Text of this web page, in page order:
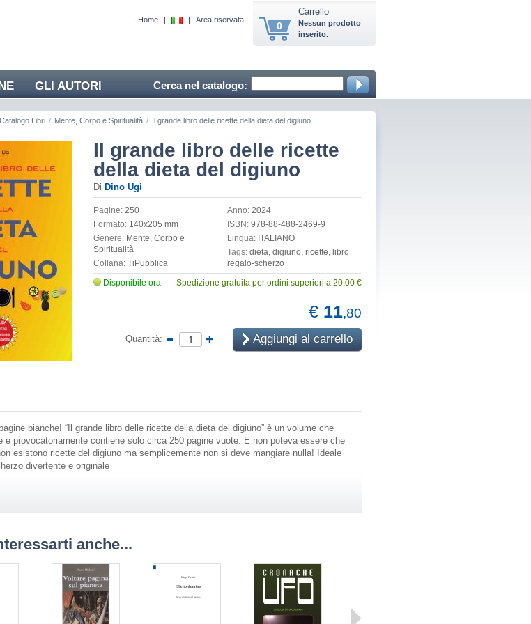
Home | | Area riservata
0
Carrello
Nessun prodotto
inserito.
Cerca nel catalogo:
GLI AUTORI
Catalogo Libri / Mente, Corpo e Spiritualità / Il grande libro delle ricette della dieta del digiuno
Il grande libro delle ricette
della dieta del digiuno
Di Dino Ugi
Pagine: 250
Formato: 140x205 mm
Genere: Mente, Corpo e
Spiritualità
Collana: TiPubblica
Anno: 2024
ISBN: 978-88-488-2469-9
Lingua: ITALIANO
Tags: dieta, digiuno, ricette, libro
regalo-scherzo
Spedizione gratuita per ordini superiori a 20.00 €
Disponibile ora
€ 11,80
Aggiungi al carrello
Quantità:
bianche! “Il grande libro delle ricette della dieta del digiuno” è un volume che
e provocatoriamente contiene solo circa 250 pagine vuote. E non poteva essere che
esistono ricette del digiuno ma semplicemente non si deve mangiare nulla! Ideale
divertente e originale
anche...